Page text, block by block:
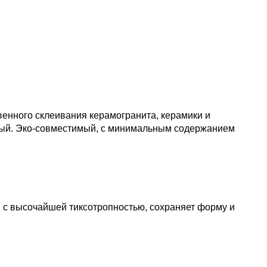
склеивания керамогранита, керамики и
Эко‑совместимый, с минимальным содержанием
высочайшей тиксотропностью, сохраняет форму и